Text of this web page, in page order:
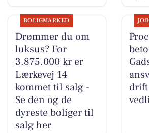
BOLIGMARKED
Drømmer du om
luksus? For
3.875.000 kr er
Lærkevej 14
kommet til salg -
Se den og de
dyreste boliger til
salg her